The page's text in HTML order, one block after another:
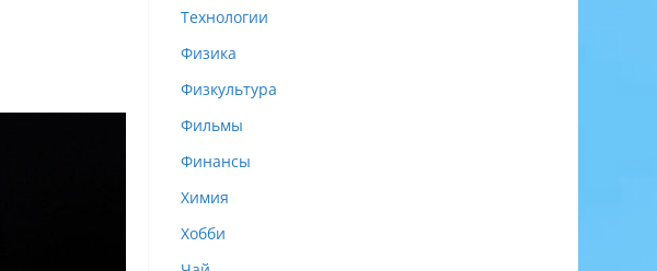
Технологии
Физика
Физкультура
Фильмы
Финансы
Химия
Хобби